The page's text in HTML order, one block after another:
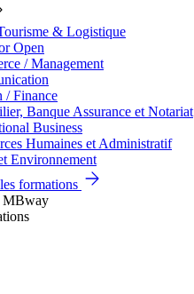
& Logistique
Open
/ Management
/ Finance
Banque Assurance et Notariat
Business
Humaines et Administratif
Environnement
formations